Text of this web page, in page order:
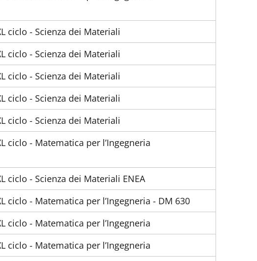
ciclo - Scienza dei Materiali
ciclo - Scienza dei Materiali
ciclo - Scienza dei Materiali
ciclo - Scienza dei Materiali
ciclo - Scienza dei Materiali
ciclo - Matematica per l’Ingegneria
ciclo - Scienza dei Materiali ENEA
ciclo - Matematica per l’Ingegneria - DM 630
ciclo - Matematica per l’Ingegneria
ciclo - Matematica per l’Ingegneria